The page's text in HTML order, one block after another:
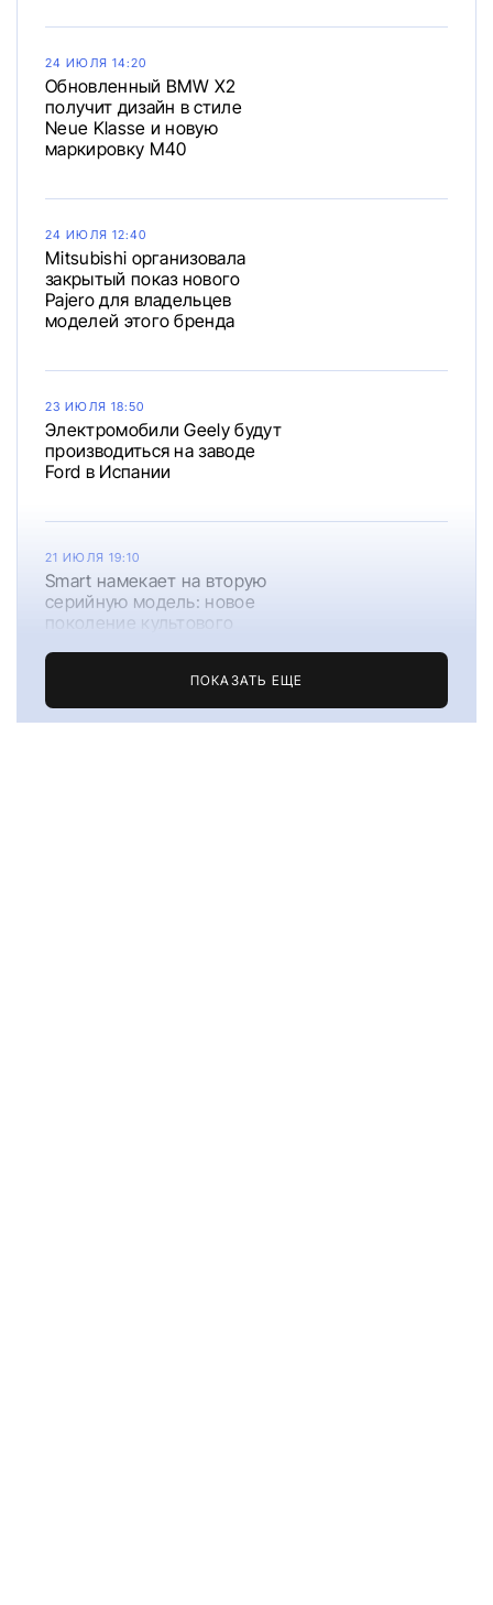
24 ИЮЛЯ 14:20
Обновленный BMW X2
получит дизайн в стиле
Neue Klasse и новую
маркировку M40
24 ИЮЛЯ 12:40
Mitsubishi организовала
закрытый показ нового
Pajero для владельцев
моделей этого бренда
23 ИЮЛЯ 18:50
Электромобили Geely будут
производиться на заводе
Ford в Испании
21 ИЮЛЯ 19:10
Smart намекает на вторую
серийную модель: новое
поколение культового
ПОКАЗАТЬ ЕЩЕ